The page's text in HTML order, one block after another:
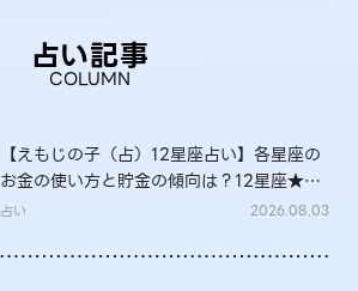
占い記事
COLUMN
【えもじの子（占）12星座占い】各星座の
お金の使い方と貯金の傾向は？12星座★徹
底解説
占い 2026.08.03